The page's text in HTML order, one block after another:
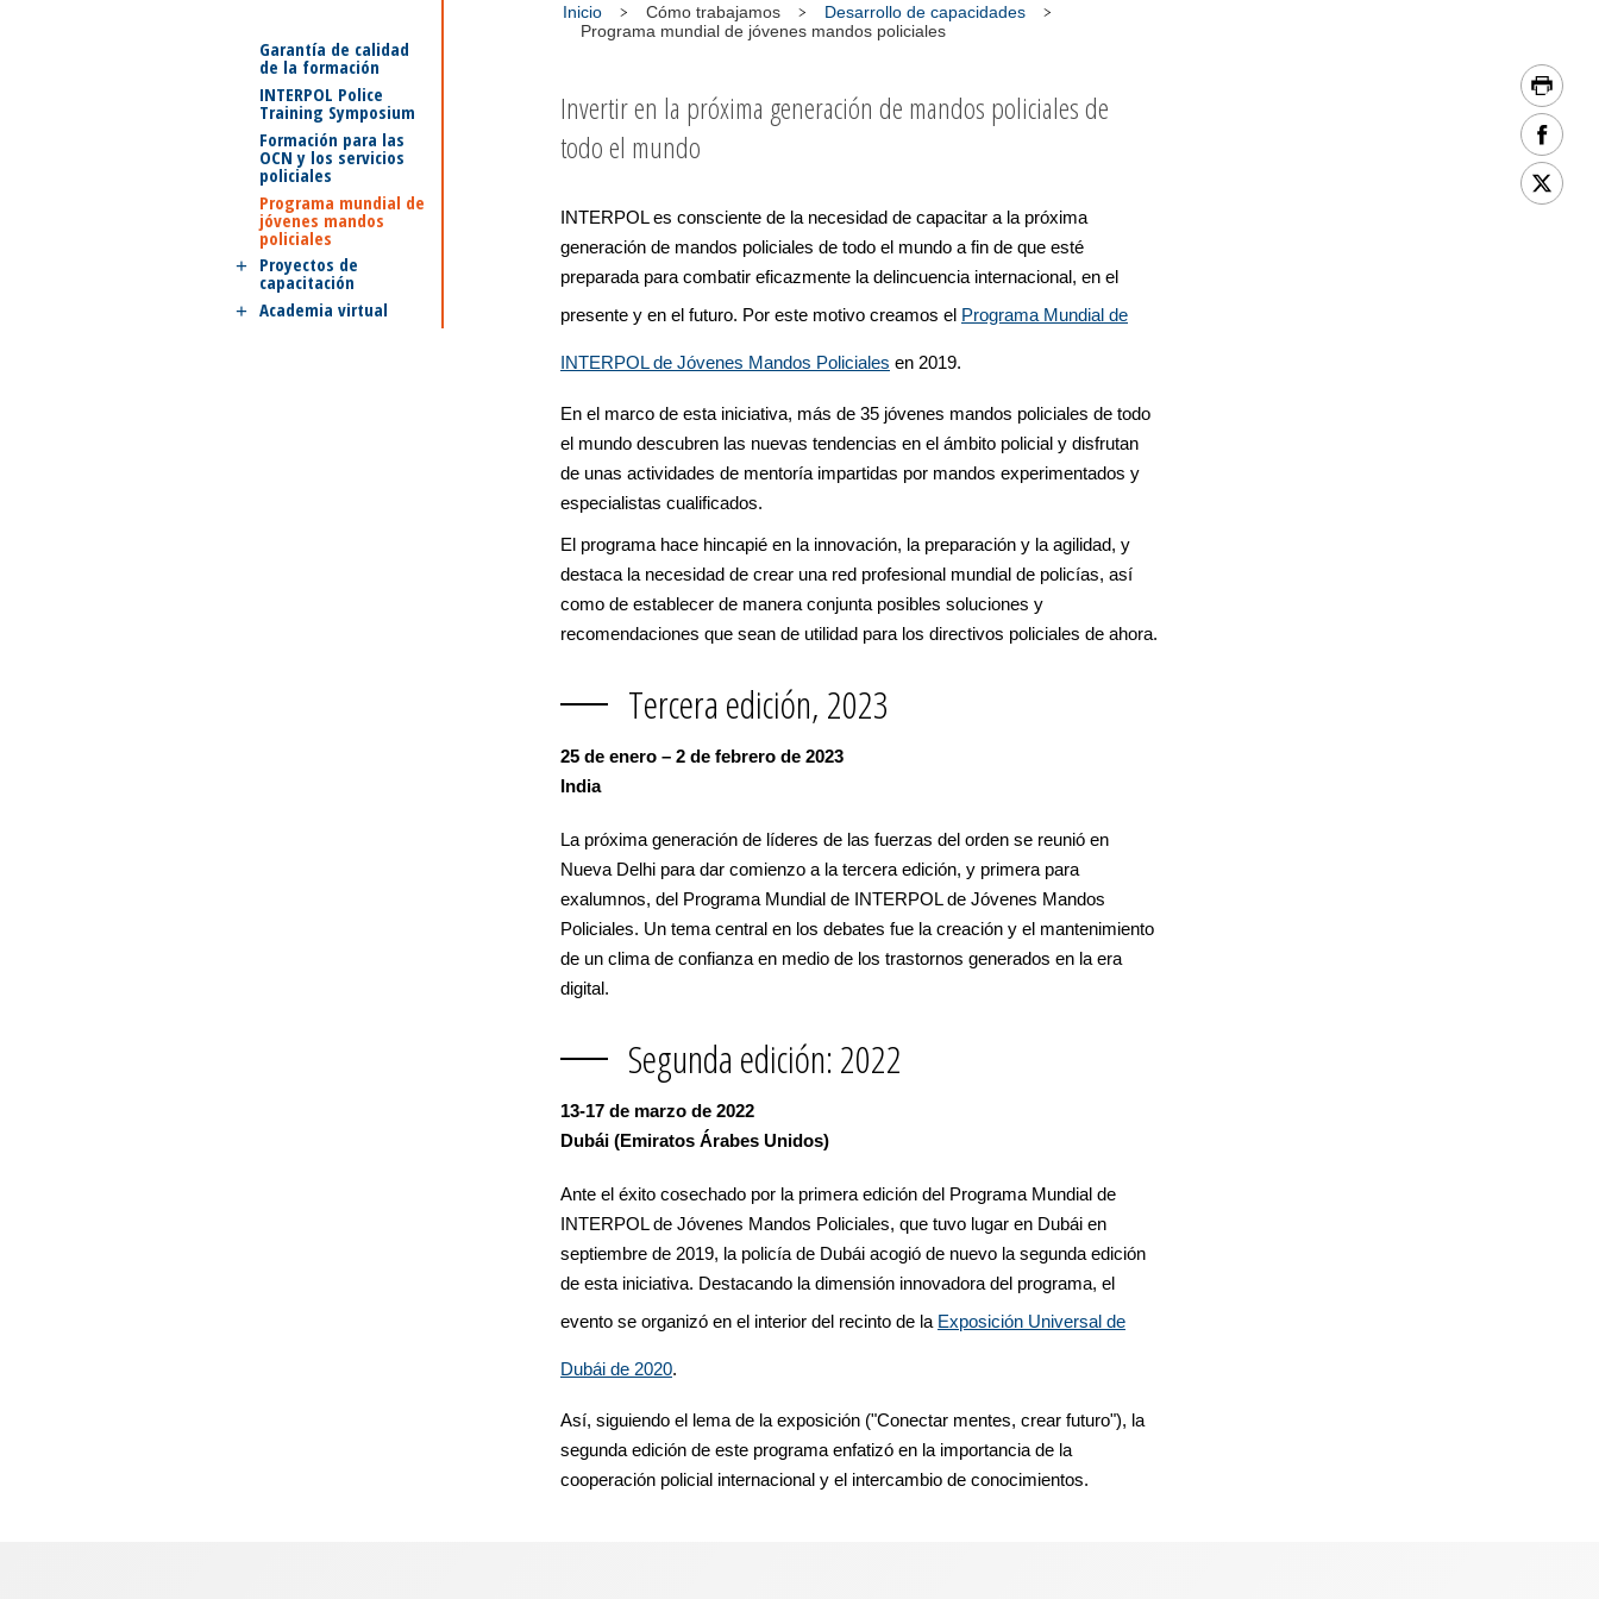
Inicio Cómo trabajamos
Desarrollo de capacidades
Programa mundial de jóvenes mandos policiales
Garantía de calidad
de la formación
INTERPOL Police
Training Symposium
Formación para las
OCN y los servicios
policiales
Programa mundial de
jóvenes mandos
policiales
Proyectos de
capacitación
Academia virtual
Invertir en la próxima generación de mandos policiales de
todo el mundo
INTERPOL es consciente de la necesidad de capacitar a la próxima
generación de mandos policiales de todo el mundo a fin de que esté
preparada para combatir eficazmente la delincuencia internacional, en el
presente y en el futuro. Por este motivo creamos el Programa Mundial de
INTERPOL de Jóvenes Mandos Policiales en 2019.
En el marco de esta iniciativa, más de 35 jóvenes mandos policiales de todo
el mundo descubren las nuevas tendencias en el ámbito policial y disfrutan
de unas actividades de mentoría impartidas por mandos experimentados y
especialistas cualificados.
El programa hace hincapié en la innovación, la preparación y la agilidad, y
destaca la necesidad de crear una red profesional mundial de policías, así
como de establecer de manera conjunta posibles soluciones y
recomendaciones que sean de utilidad para los directivos policiales de ahora.
Tercera edición, 2023
25 de enero – 2 de febrero de 2023
India
La próxima generación de líderes de las fuerzas del orden se reunió en
Nueva Delhi para dar comienzo a la tercera edición, y primera para
exalumnos, del Programa Mundial de INTERPOL de Jóvenes Mandos
Policiales. Un tema central en los debates fue la creación y el mantenimiento
de un clima de confianza en medio de los trastornos generados en la era
digital.
Segunda edición: 2022
13-17 de marzo de 2022
Dubái (Emiratos Árabes Unidos)
Ante el éxito cosechado por la primera edición del Programa Mundial de
INTERPOL de Jóvenes Mandos Policiales, que tuvo lugar en Dubái en
septiembre de 2019, la policía de Dubái acogió de nuevo la segunda edición
de esta iniciativa. Destacando la dimensión innovadora del programa, el
evento se organizó en el interior del recinto de la Exposición Universal de
Dubái de 2020.
Así, siguiendo el lema de la exposición ("Conectar mentes, crear futuro"), la
segunda edición de este programa enfatizó en la importancia de la
cooperación policial internacional y el intercambio de conocimientos.